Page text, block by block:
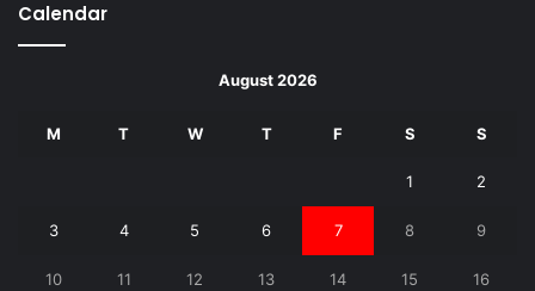
Calendar
August 2026
M T W T F S S
1 2
3 4 5 6 7 8 9
10 11 12 13 14 15 16